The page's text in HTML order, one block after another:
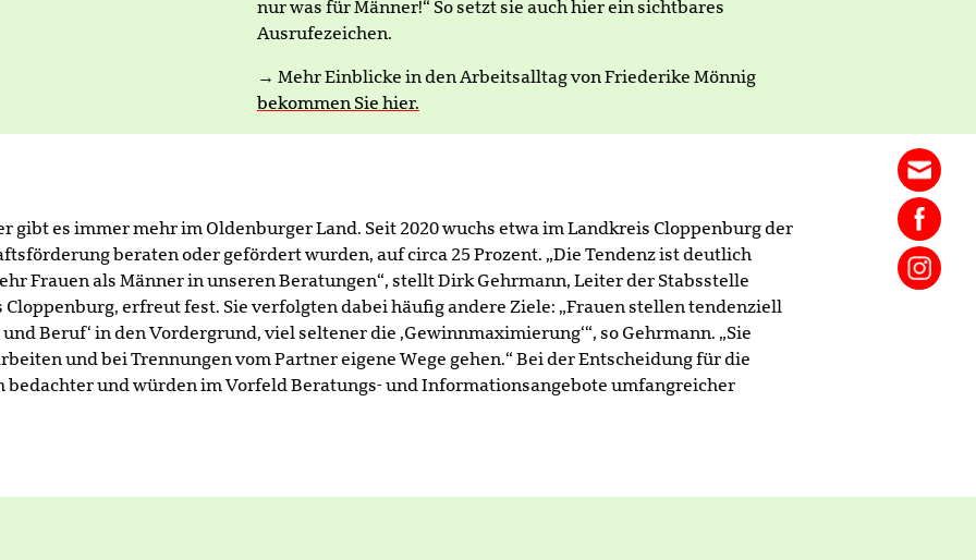
nur was für Männer!“ So setzt sie auch hier ein sichtbares
Ausrufezeichen.
→ Mehr Einblicke in den Arbeitsalltag von Friederike Mönnig
bekommen Sie hier.
gibt es immer mehr im Oldenburger Land. Seit 2020 wuchs etwa im Landkreis Cloppenburg der
beraten oder gefördert wurden, auf circa 25 Prozent. „Die Tendenz ist deutlich
Frauen als Männer in unseren Beratungen“, stellt Dirk Gehrmann, Leiter der Stabsstelle
erfreut fest. Sie verfolgten dabei häufig andere Ziele: „Frauen stellen tendenziell
Beruf‘ in den Vordergrund, viel seltener die ‚Gewinnmaximierung‘“, so Gehrmann. „Sie
und bei Trennungen vom Partner eigene Wege gehen.“ Bei der Entscheidung für die
bedachter und würden im Vorfeld Beratungs- und Informationsangebote umfangreicher